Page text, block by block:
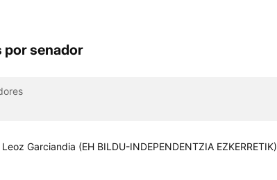
por senador
Garciandia (EH BILDU-INDEPENDENTZIA EZKERRETIK)